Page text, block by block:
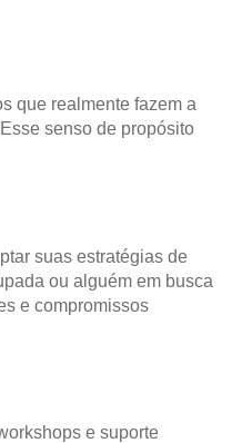
que realmente fazem a
senso de propósito
suas estratégias de
ou alguém em busca
e compromissos
e suporte